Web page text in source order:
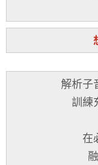
解析子
訓練
在